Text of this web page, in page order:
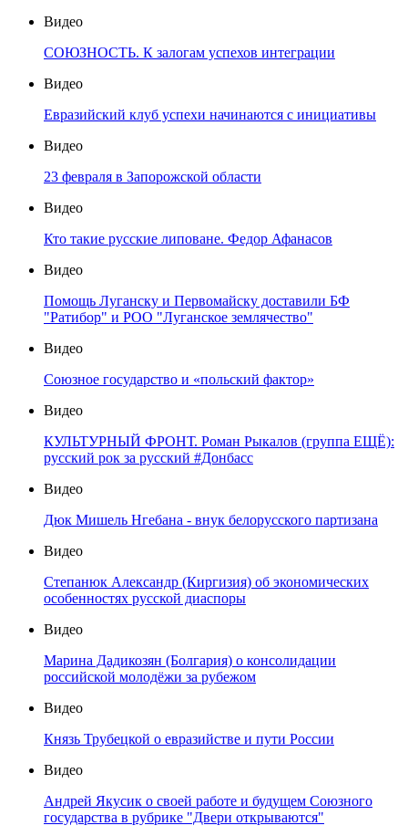
Видео
СОЮЗНОСТЬ. К залогам успехов интеграции
Видео
Евразийский клуб успехи начинаются с инициативы
Видео
23 февраля в Запорожской области
Видео
Кто такие русские липоване. Федор Афанасов
Видео
Помощь Луганску и Первомайску доставили БФ
"Ратибор" и РОО "Луганское землячество"
Видео
Союзное государство и «польский фактор»
Видео
КУЛЬТУРНЫЙ ФРОНТ. Роман Рыкалов (группа ЕЩЁ):
русский рок за русский #Донбасс
Видео
Дюк Мишель Нгебана - внук белорусского партизана
Видео
Степанюк Александр (Киргизия) об экономических
особенностях русской диаспоры
Видео
Марина Дадикозян (Болгария) о консолидации
российской молодёжи за рубежом
Видео
Князь Трубецкой о евразийстве и пути России
Видео
Андрей Якусик о своей работе и будущем Союзного
государства в рубрике "Двери открываются"